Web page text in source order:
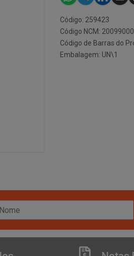
Código: 259423
Código NCM: 20099000
Código de Barras do
Embalagem: UN\1